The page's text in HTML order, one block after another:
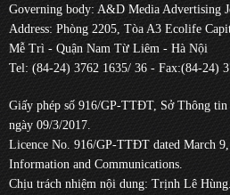
Governing body: A&D Media Advertising
Address: Phòng 2205, Tòa A3 Ecolife
Mễ Trì - Quận Nam Từ Liêm - Hà Nội
Tel: (84-24) 3762 1635/ 36 - Fax:(84-24)
Giấy phép số 916/GP-TTĐT, Sở Thông
ngày 09/3/2017.
Licence No. 916/GP-TTĐT dated March
Information and Communications.
Chịu trách nhiệm nội dung: Trịnh Lê Hùng.